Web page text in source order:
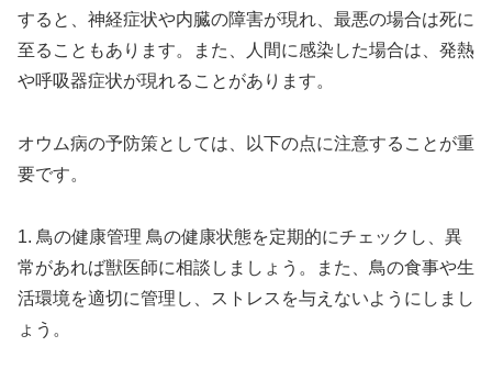
すると、神経症状や内臓の障害が現れ、最悪の場合は死に
至ることもあります。また、人間に感染した場合は、発熱
や呼吸器症状が現れることがあります。
オウム病の予防策としては、以下の点に注意することが重
要です。
1. 鳥の健康管理 鳥の健康状態を定期的にチェックし、異
常があれば獣医師に相談しましょう。また、鳥の食事や生
活環境を適切に管理し、ストレスを与えないようにしまし
ょう。